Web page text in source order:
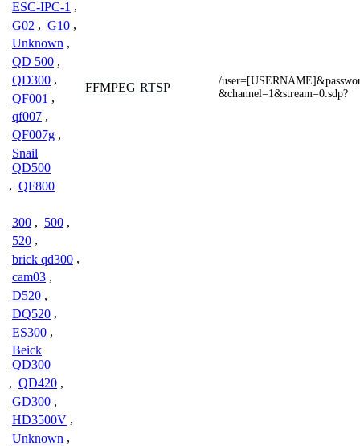
ESC-IPC-1 ,
G02 , G10 ,
Unknown ,
QD 500 ,
QD300 ,
QF001 ,
qf007 ,
QF007g ,
Snail
QD500
, QF800
FFMPEG RTSP
/
&channel=1&stream=0.sdp?
300 , 500 ,
520 ,
brick qd300 ,
cam03 ,
D520 ,
DQ520 ,
ES300 ,
Beick
QD300
, QD420 ,
GD300 ,
HD3500V ,
Unknown ,